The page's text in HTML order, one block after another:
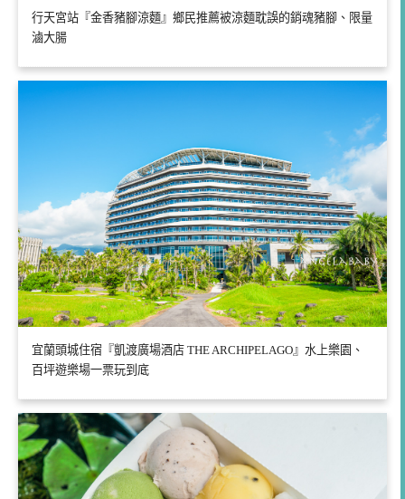
行天宮站『金香豬腳涼麵』鄉民推薦被涼麵耽誤的銷魂豬腳、限量
滷大腸
宜蘭頭城住宿『凱渡廣場酒店 THE ARCHIPELAGO』水上樂園、
百坪遊樂場一票玩到底